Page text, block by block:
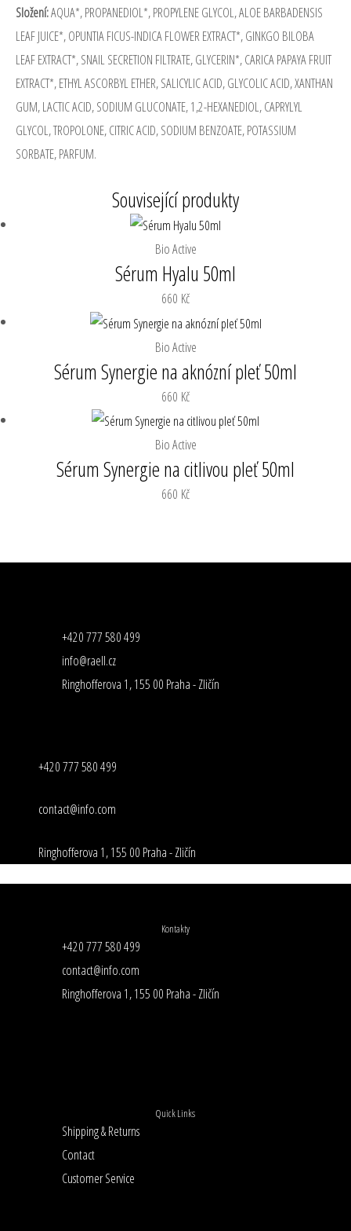
Složení:AQUA*, PROPANEDIOL*, PROPYLENE GLYCOL, ALOE BARBADENSIS
LEAF JUICE*, OPUNTIA FICUS-INDICA FLOWER EXTRACT*, GINKGO BILOBA
LEAF EXTRACT*, SNAIL SECRETION FILTRATE, GLYCERIN*, CARICA PAPAYA FRUIT
EXTRACT*, ETHYL ASCORBYL ETHER, SALICYLIC ACID, GLYCOLIC ACID, XANTHAN
GUM, LACTIC ACID, SODIUM GLUCONATE, 1,2-HEXANEDIOL, CAPRYLYL
GLYCOL, TROPOLONE, CITRIC ACID, SODIUM BENZOATE, POTASSIUM
SORBATE, PARFUM.
Související produkty
Bio Active
Sérum Hyalu 50ml
660 Kč
Bio Active
Sérum Synergie na aknózní pleť 50ml
660 Kč
Bio Active
Sérum Synergie na citlivou pleť 50ml
660 Kč
+420 777 580 499
info@raell.cz
Ringhofferova 1, 155 00 Praha - Zličín
+420 777 580 499
contact@info.com
Ringhofferova 1, 155 00 Praha - Zličín
Kontakty
+420 777 580 499
contact@info.com
Ringhofferova 1, 155 00 Praha - Zličín
Quick Links
Shipping & Returns
Contact
Customer Service